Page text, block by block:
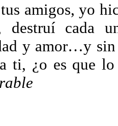
amigos, yo
destruí cada
y amor…y
ti, ¿o es que